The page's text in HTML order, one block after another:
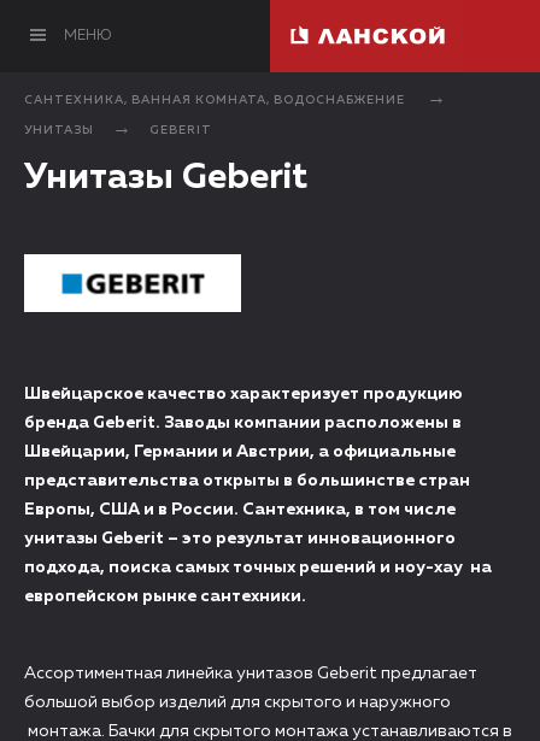
МЕНЮ
САНТЕХНИКА, ВАННАЯ КОМНАТА, ВОДОСНАБЖЕНИЕ
УНИТАЗЫ GEBERIT
Унитазы Geberit
Швейцарское качество характеризует продукцию
бренда Geberit. Заводы компании расположены в
Швейцарии, Германии и Австрии, а официальные
представительства открыты в большинстве стран
Европы, США и в России. Сантехника, в том числе
унитазы Geberit – это результат инновационного
подхода, поиска самых точных решений и ноу-хау на
европейском рынке сантехники.
Ассортиментная линейка унитазов Geberit предлагает
большой выбор изделий для скрытого и наружного
монтажа. Бачки для скрытого монтажа устанавливаются в